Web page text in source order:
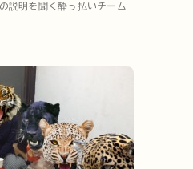
説明を聞く酔っ払いチーム